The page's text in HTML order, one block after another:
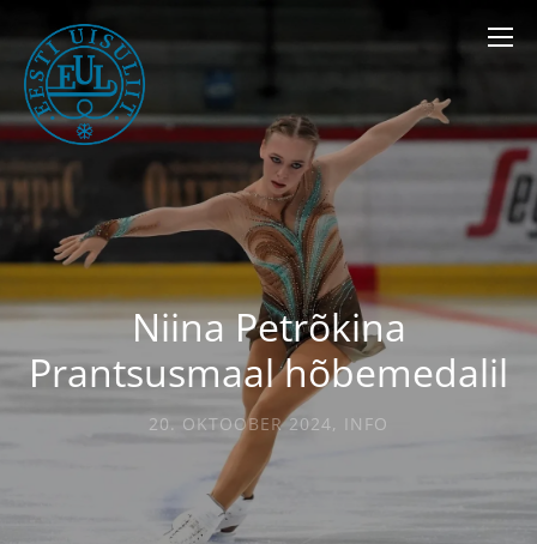
Niina Petrõkina
Prantsusmaal hõbemedalil
20. OKTOOBER 2024, INFO